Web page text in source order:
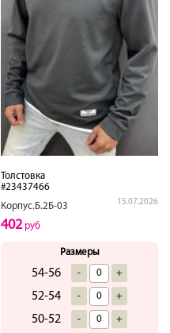
Толстовка
#23437466
Корпус.Б.2Б-03
15.07.2026
402руб
Размеры
54-56 - +
52-54 - +
50-52 - +